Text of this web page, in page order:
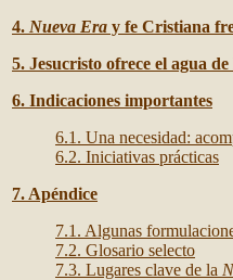
4. Nueva Era y fe Cristiana
5. Jesucristo ofrece el agua
6. Indicaciones importantes
6.1. Una necesidad:
6.2. Iniciativas prácticas
7. Apéndice
7.1. Algunas
7.2. Glosario selecto
7.3. Lugares clave de la